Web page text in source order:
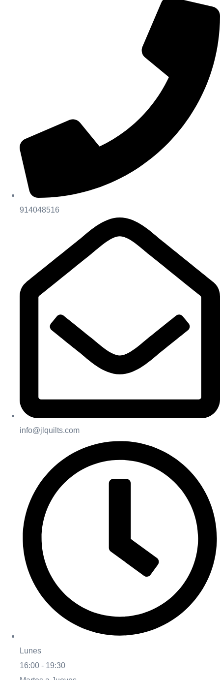
914048516
info@jlquilts.com
Lunes
16:00 - 19:30